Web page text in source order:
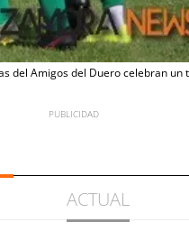
del Amigos del Duero celebran un
ACTUAL